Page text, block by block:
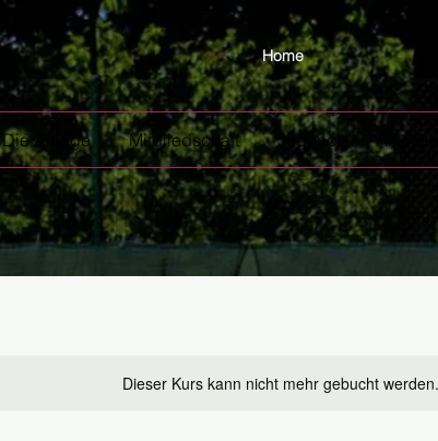
Home
Die Anlage Mitgliedschaft Jugend
Dieser Kurs kann nicht mehr gebucht werden.